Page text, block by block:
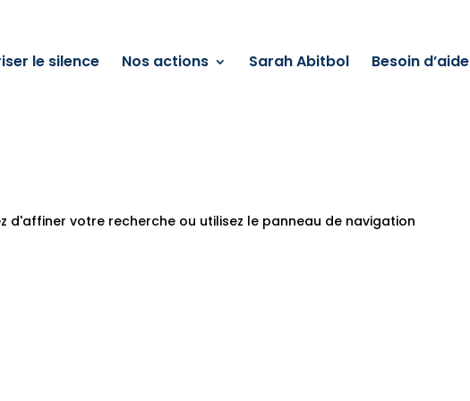
le silence Nos actions Sarah Abitbol Besoin d’aide
d'affiner votre recherche ou utilisez le panneau de navigation